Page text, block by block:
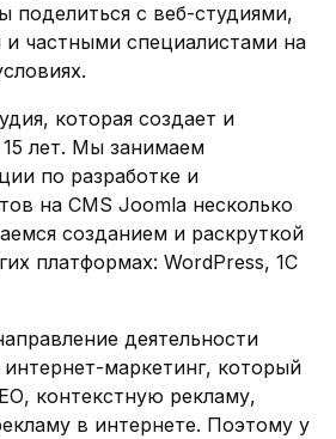
поделиться с веб-студиями,
и частными специалистами на
которая создает и
лет. Мы занимаем
по разработке и
на CMS Joomla несколько
созданием и раскруткой
платформах: WordPress, 1С
деятельности
маркетинг, который
контекстную рекламу,
в интернете. Поэтому у